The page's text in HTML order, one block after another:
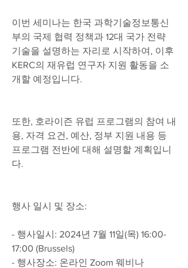
이번 세미나는 한국 과학기술정보통신
부의 국제 협력 정책과 12대 국가 전략
기술을 설명하는 자리로 시작하여, 이후
KERC의 재유럽 연구자 지원 활동을 소
개할 예정입니다.
또한, 호라이즌 유럽 프로그램의 참여 내
용, 자격 요건, 예산, 정부 지원 내용 등
프로그램 전반에 대해 설명할 계획입니
다.
행사 일시 및 장소:
- 행사일시: 2024년 7월 11일(목) 16:00-
17:00 (Brussels)
- 행사장소: 온라인 Zoom 웨비나